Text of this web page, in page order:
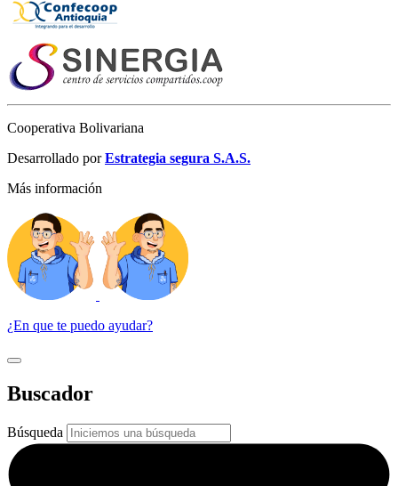
Cooperativa Bolivariana
Desarrollado porEstrategia segura S.A.S.
Más información
¿En que te puedo ayudar?
Buscador
Búsqueda